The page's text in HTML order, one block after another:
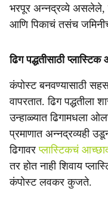
भरपूर अन्नद्रव्ये असलेले,
आणि पिकाचं तसंच
ढिग पद्धतीसाठी
कंपोस्ट बनवण्यासाठी
वापरतात. ढिग पद्धतीला
उन्हाळ्यात ढिगामधला
प्रमाणात अन्नद्रव्यही
ढिगावरप्लास्टिकचं
तर होत नाही शिवाय
कंपोस्ट लवकर कुजते.